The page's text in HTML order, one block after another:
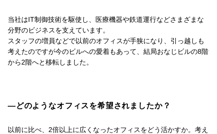
当社はIT制御技術を駆使し、医療機器や鉄道運行などさまざまな
分野のビジネスを支えています。
スタッフの増員などで以前のオフィスが手狭になり、引っ越しも
考えたのですが今のビルへの愛着もあって、結局おなじビルの8階
から2階へと移転しました。
―どのようなオフィスを希望されましたか？
以前に比べ、2倍以上に広くなったオフィスをどう活かすか。考え